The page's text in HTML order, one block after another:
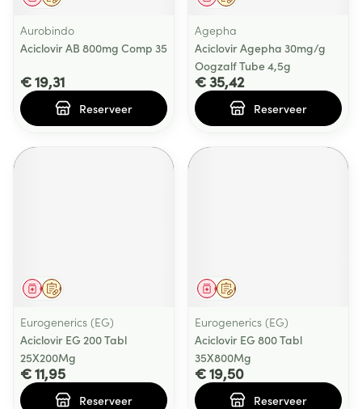
Aurobindo
Aciclovir AB 800mg Comp 35
€ 19,31
Reserveer
Agepha
Aciclovir Agepha 30mg/g
Oogzalf Tube 4,5g
€ 35,42
Reserveer
Op voorschrift
Geneesmiddel
Eurogenerics (EG)
Aciclovir EG 200 Tabl
25X200Mg
€ 11,95
Reserveer
Op voorschrift
Geneesmiddel
Eurogenerics (EG)
Aciclovir EG 800 Tabl
35X800Mg
€ 19,50
Reserveer